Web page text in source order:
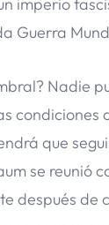
imperio
Guerra
Nadie
condiciones
que
se reunió
después de